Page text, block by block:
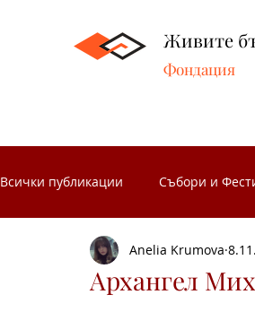
Живите
Фондация
Всички публикации Събори и
Народни занаяти Народни
Архангел
Anelia Krumova